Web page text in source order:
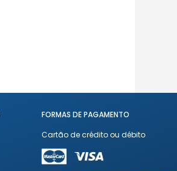
FORMAS DE PAGAMENTO
Cartão de crédito ou débito